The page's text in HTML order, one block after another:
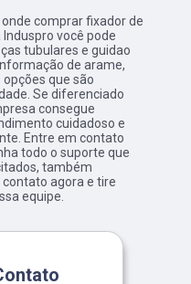
comprar fixador de
você pode
tubulares e guidao
de arame,
que são
Se diferenciado
consegue
cuidadoso e
Entre em contato
todo o suporte que
também
agora e tire
equipe.